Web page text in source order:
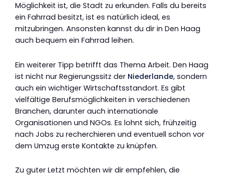
Möglichkeit ist, die Stadt zu erkunden. Falls du bereits
ein Fahrrad besitzt, ist es natürlich ideal, es
mitzubringen. Ansonsten kannst du dir in Den Haag
auch bequem ein Fahrrad leihen.
Ein weiterer Tipp betrifft das Thema Arbeit. Den Haag
ist nicht nur Regierungssitz der Niederlande, sondern
auch ein wichtiger Wirtschaftsstandort. Es gibt
vielfältige Berufsmöglichkeiten in verschiedenen
Branchen, darunter auch internationale
Organisationen und NGOs. Es lohnt sich, frühzeitig
nach Jobs zu recherchieren und eventuell schon vor
dem Umzug erste Kontakte zu knüpfen.
Zu guter Letzt möchten wir dir empfehlen, die